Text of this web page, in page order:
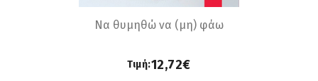
Να θυμηθώ να (μη) φάω
Τιμή:12,72€